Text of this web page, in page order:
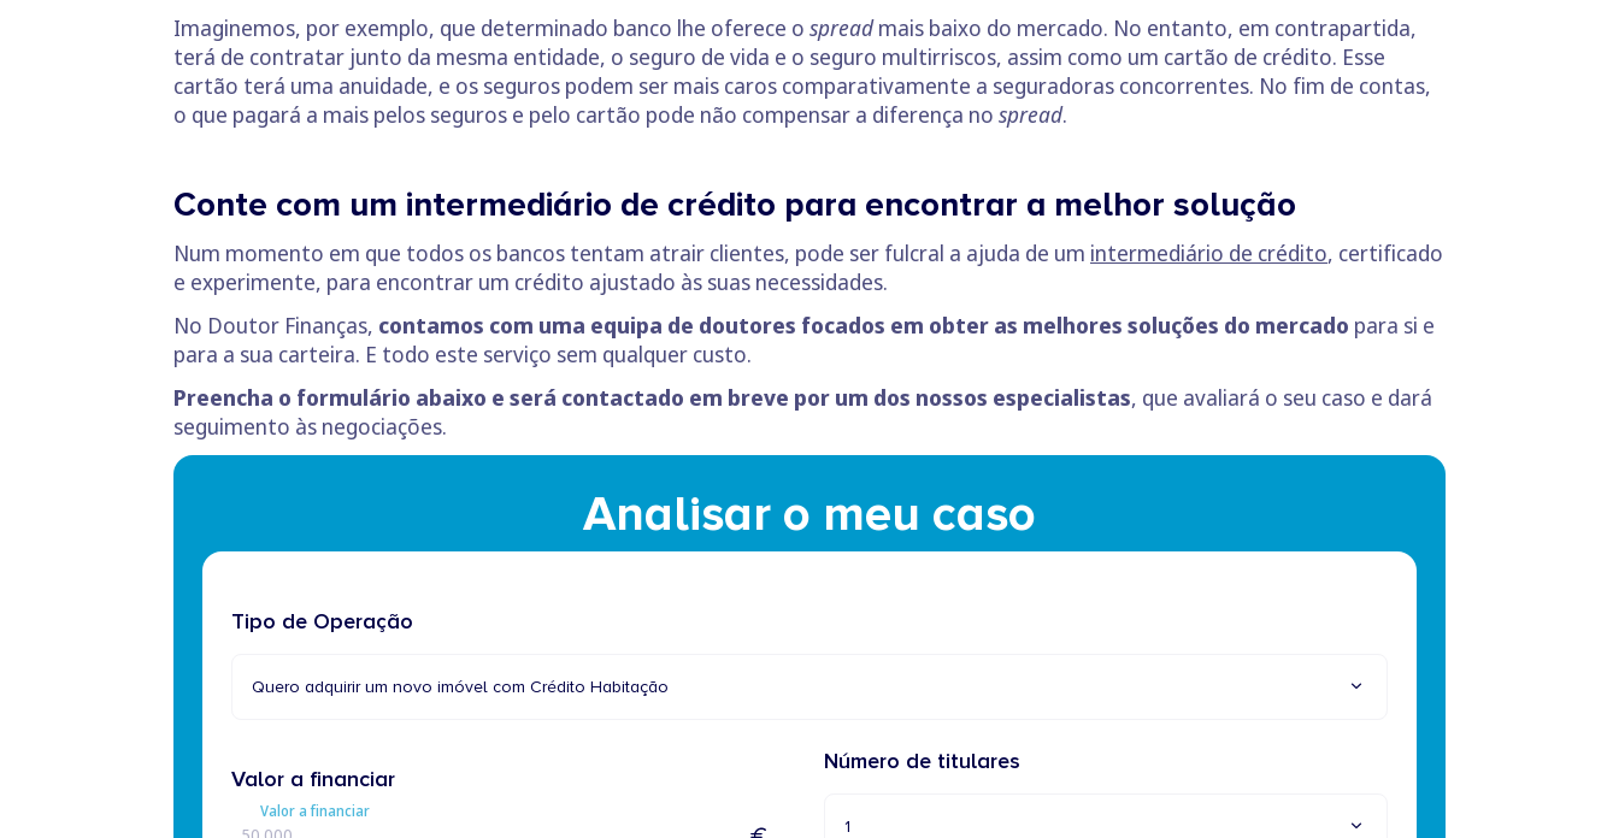
Imaginemos, por exemplo, que determinado banco lhe oferece o spreadmais baixo do mercado. No entanto, em contrapartida,
terá de contratar junto da mesma entidade, o seguro de vida e o seguro multirriscos, assim como um cartão de crédito. Esse
cartão terá uma anuidade, e os seguros podem ser mais caros comparativamente a seguradoras concorrentes. No fim de contas,
o que pagará a mais pelos seguros e pelo cartão pode não compensar a diferença no spread.
Conte com um intermediário de crédito para encontrar a melhor solução
Num momento em que todos os bancos tentam atrair clientes, pode ser fulcral a ajuda de um intermediário de crédito, certificado
e experimente, para encontrar um crédito ajustado às suas necessidades.
No Doutor Finanças, contamos com uma equipa de doutores focados em obter as melhores soluções do mercado para si e
para a sua carteira. E todo este serviço sem qualquer custo.
Preencha o formulário abaixo e será contactado em breve por um dos nossos especialistas, que avaliará o seu caso e dará
seguimento às negociações.
Analisar o meu caso
Tipo de Operação
Quero adquirir um novo imóvel com Crédito Habitação
Valor a financiar
Valor a financiar
Número de titulares
1